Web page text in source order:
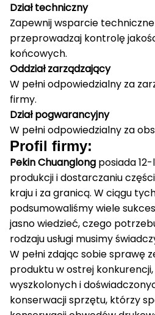
Dział techniczny
Zapewnij wsparcie
przeprowadzaj kontrolę
końcowych.
Oddział zarządzający
W pełni odpowiedzialny za
firmy.
Dział pogwarancyjny
W pełni odpowiedzialny za
Profil firmy:
Pekin Chuanglong posiada
produkcji i dostarczaniu
kraju i za granicą. W ciągu
podsumowaliśmy wiele
jasno wiedzieć, czego
rodzaju usługi musimy
W pełni zdając sobie sprawę
produktu w ostrej
wyszkolonych i
konserwacji sprzętu, którzy